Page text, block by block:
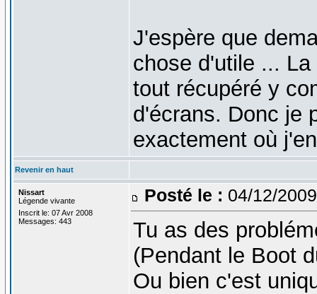
J'espère que
chose d'utile ...
tout récupéré y
d'écrans. Donc je
exactement où
Revenir en haut
Nissart
Légende vivante
Inscrit le: 07 Avr 2008
Messages: 443
Posté le : 04/12/
Tu as des
(Pendant le Boot
Ou bien c'est